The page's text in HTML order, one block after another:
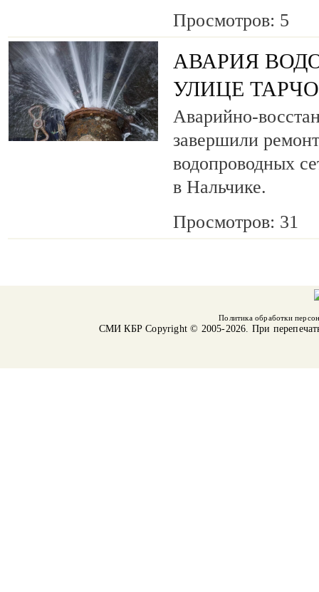
Просмотров: 5
АВАРИЯ
УЛИЦЕ
Аварийно-
завершили
водопроводных
в Нальчике.
Просмотров: 31
Политика обработки
СМИ КБРCopyright © 2005-2026. При